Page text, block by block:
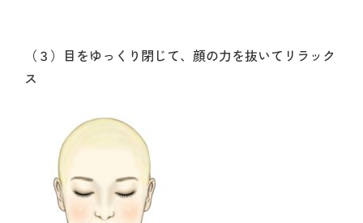
（３）目をゆっくり閉じて、顔の力を抜いてリラック
ス